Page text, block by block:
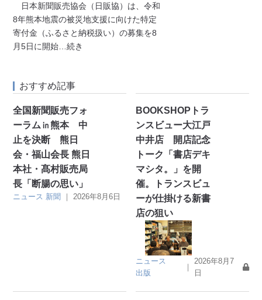
日本新聞販売協会（日販協）は、令和
8年熊本地震の被災地支援に向けた特定
寄付金（ふるさと納税扱い）の募集を8
月5日に開始 …続き
おすすめ記事
全国新聞販売フォ
ーラム㏌熊本 中
止を決断 熊日
会・福山会長 熊日
本社・髙村販売局
長「断腸の思い」
ニュース 新聞 ｜ 2026年8月6日
BOOKSHOPトラ
ンスビュー大江戸
中井店 開店記念
トーク「書店デキ
マシタ。」を開
催。トランスビュ
ーが仕掛ける新書
店の狙い
ニュース
出版
｜
2026年8月7
日